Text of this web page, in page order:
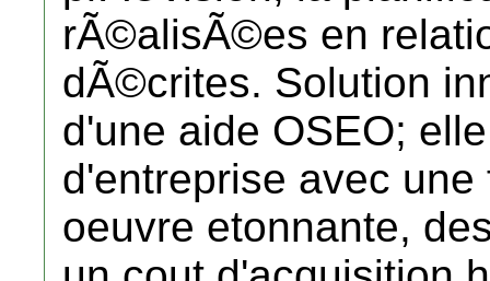
rÃ©alisÃ©es en
dÃ©crites. Solution
d'une aide OSEO;
d'entreprise avec
oeuvre etonnante,